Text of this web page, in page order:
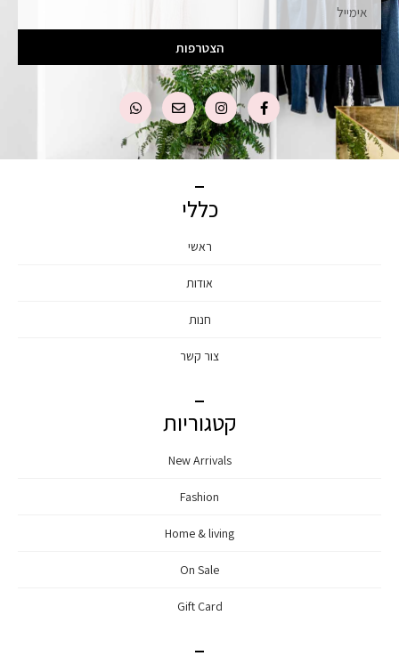
הצטרפות
כללי
ראשי
אודות
חנות
צור קשר
קטגוריות
New Arrivals
Fashion
Home & living
On Sale
Gift Card